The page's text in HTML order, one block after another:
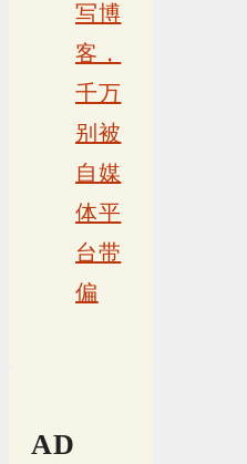
写博
客，
千万
别被
自媒
体平
台带
偏
AD